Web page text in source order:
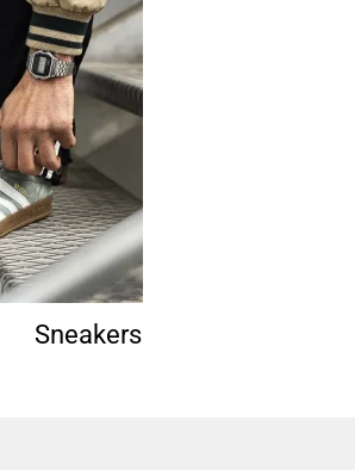
Sneakers